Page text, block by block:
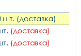
шт. (доставка)
(доставка)
(доставка)